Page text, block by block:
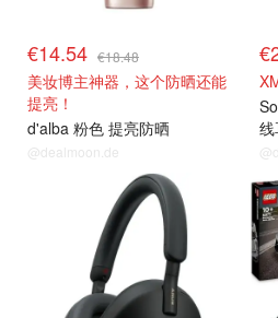
€14.54 €18.48
美妆博主神器，这个防晒还能
提亮！
d'alba 粉色 提亮防晒
@dealmoon.de
热